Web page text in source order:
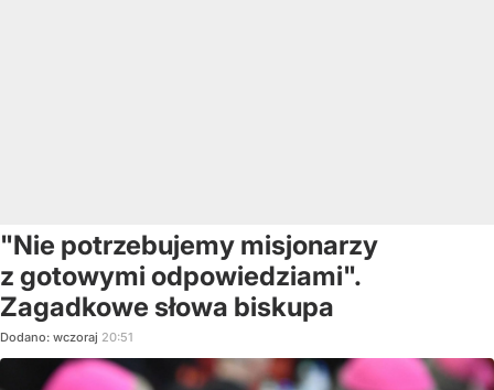
"Nie potrzebujemy misjonarzy
z gotowymi odpowiedziami".
Zagadkowe słowa biskupa
Dodano: wczoraj 20:51